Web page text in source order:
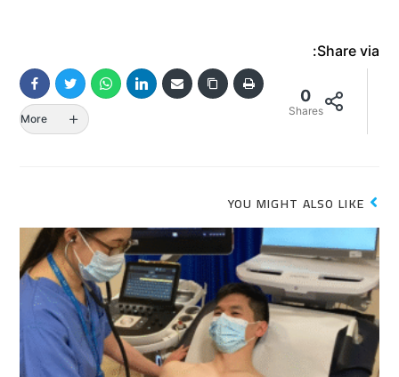
Share via:
0
Shares
More
YOU MIGHT ALSO LIKE